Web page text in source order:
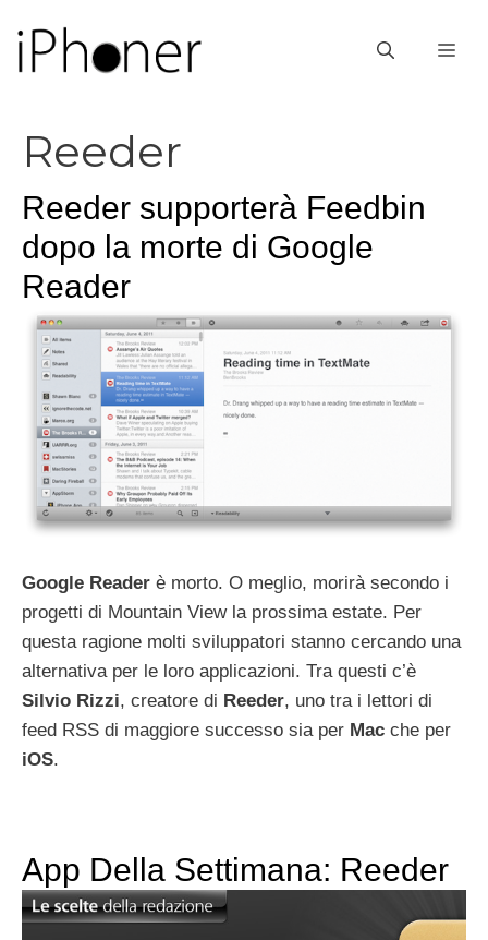
contenuto
Reeder
Reeder supporterà Feedbin
dopo la morte di Google
Reader
Google Reader è morto. O meglio, morirà secondo i
progetti di Mountain View la prossima estate. Per
questa ragione molti sviluppatori stanno cercando una
alternativa per le loro applicazioni. Tra questi c’è
Silvio Rizzi, creatore di Reeder, uno tra i lettori di
feed RSS di maggiore successo sia per Mac che per
iOS.
App Della Settimana: Reeder